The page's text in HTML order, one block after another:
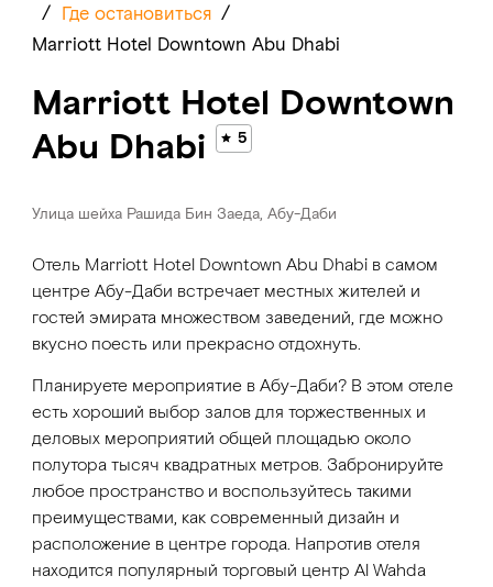
/ Где остановиться /
Marriott Hotel Downtown Abu Dhabi
Marriott Hotel Downtown
Abu Dhabi
5
Улица шейха Рашида Бин Заеда, Абу-Даби
Отель Marriott Hotel Downtown Abu Dhabi в самом
центре Абу-Даби встречает местных жителей и
гостей эмирата множеством заведений, где можно
вкусно поесть или прекрасно отдохнуть.
Планируете мероприятие в Абу-Даби? В этом отеле
есть хороший выбор залов для торжественных и
деловых мероприятий общей площадью около
полутора тысяч квадратных метров. Забронируйте
любое пространство и воспользуйтесь такими
преимуществами, как современный дизайн и
расположение в центре города. Напротив отеля
находится популярный торговый центр Al Wahda